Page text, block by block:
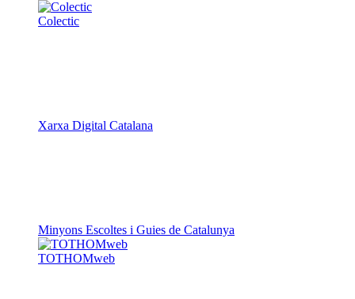
Colectic
Xarxa Digital Catalana
Minyons Escoltes i Guies de Catalunya
TOTHOMweb